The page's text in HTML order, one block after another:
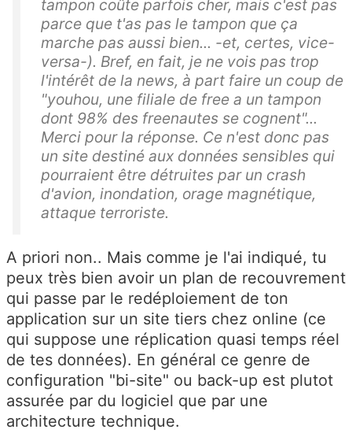
tampon coûte parfois cher, mais c'est pas
parce que t'as pas le tampon que ça
marche pas aussi bien... -et, certes, vice-
versa-). Bref, en fait, je ne vois pas trop
l'intérêt de la news, à part faire un coup de
"youhou, une filiale de free a un tampon
dont 98% des freenautes se cognent"...
Merci pour la réponse. Ce n'est donc pas
un site destiné aux données sensibles qui
pourraient être détruites par un crash
d'avion, inondation, orage magnétique,
attaque terroriste.
A priori non.. Mais comme je l'ai indiqué, tu
peux très bien avoir un plan de recouvrement
qui passe par le redéploiement de ton
application sur un site tiers chez online (ce
qui suppose une réplication quasi temps réel
de tes données). En général ce genre de
configuration "bi-site" ou back-up est plutot
assurée par du logiciel que par une
architecture technique.